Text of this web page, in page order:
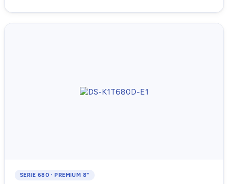
SERIE 680 · PREMIUM 8"